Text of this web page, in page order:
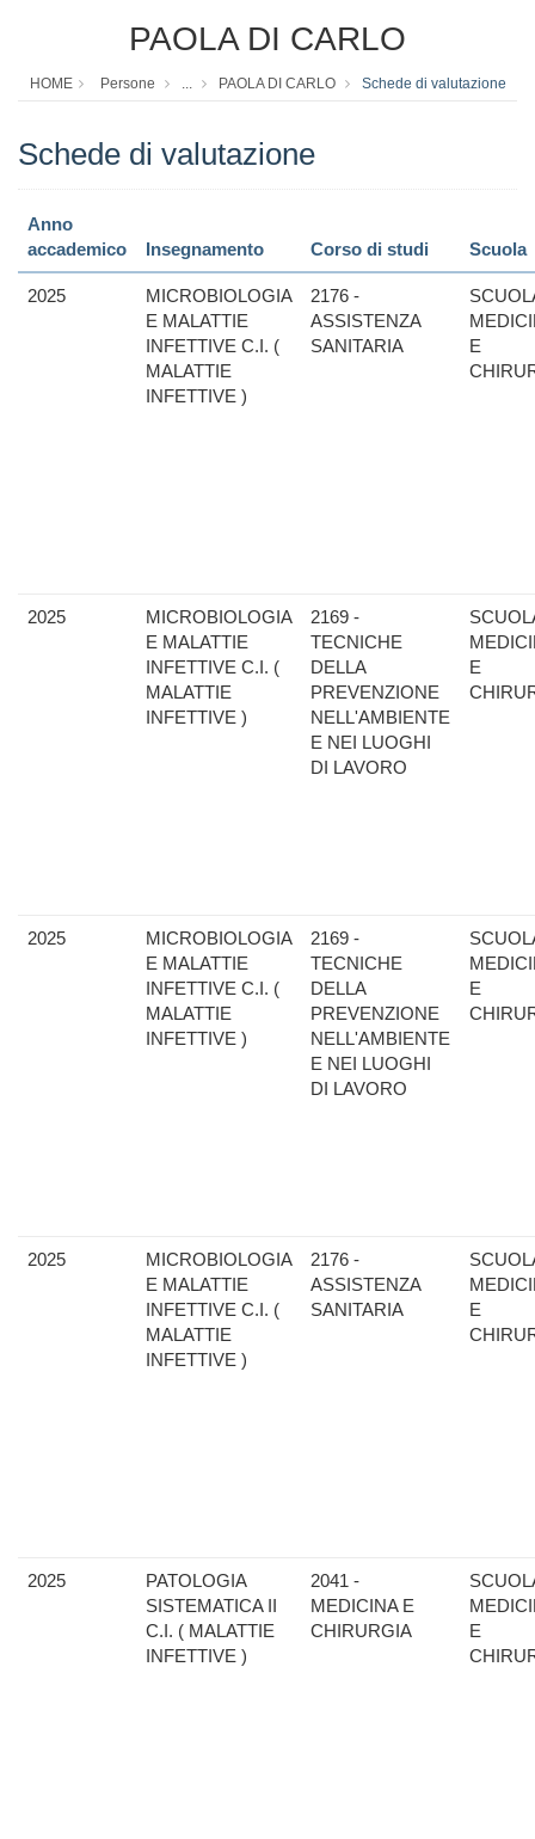
PAOLA DI CARLO
HOME Persone ... PAOLA DI CARLO Schede di valutazione
Schede di valutazione
Anno
accademico
Insegnamento Corso di studi Scuola
2025
MICROBIOLOGIA
E MALATTIE
INFETTIVE C.I. (
MALATTIE
INFETTIVE )
2176 -
ASSISTENZA
SANITARIA
E
2025
MICROBIOLOGIA
E MALATTIE
INFETTIVE C.I. (
MALATTIE
INFETTIVE )
2169 -
TECNICHE
DELLA
PREVENZIONE
NELL'AMBIENTE
E NEI LUOGHI
DI LAVORO
E
2025
MICROBIOLOGIA
E MALATTIE
INFETTIVE C.I. (
MALATTIE
INFETTIVE )
2169 -
TECNICHE
DELLA
PREVENZIONE
NELL'AMBIENTE
E NEI LUOGHI
DI LAVORO
E
2025
MICROBIOLOGIA
E MALATTIE
INFETTIVE C.I. (
MALATTIE
INFETTIVE )
2176 -
ASSISTENZA
SANITARIA
E
2025
PATOLOGIA
SISTEMATICA II
C.I. ( MALATTIE
INFETTIVE )
2041 -
MEDICINA E
CHIRURGIA
E